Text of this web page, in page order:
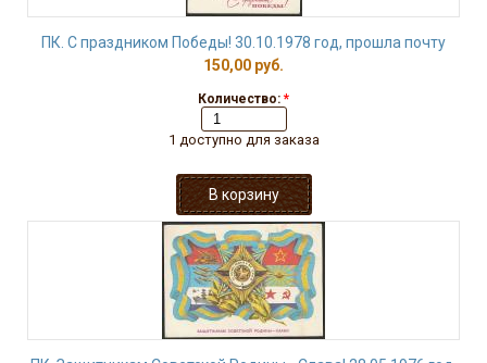
ПК. С праздником Победы! 30.10.1978 год, прошла почту
150,00 руб.
Количество: *
1 доступно для заказа